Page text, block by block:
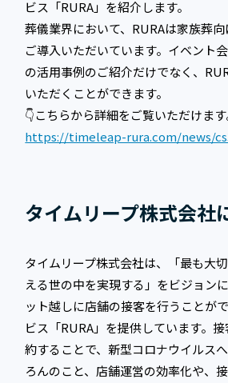
ビス「RURA」を紹介します。
葬儀業界において、RURAは家族葬
ご導入いただいています。イベント
の活用事例のご紹介だけでなく、
いただくことができます。
👇こちらから詳細をご覧いただけます
https://timeleap-rura.com/news/
タイムリープ株式会社
タイムリープ株式会社は、「最も大
える世の中を実現する」をビジョン
ット越しに店舗の接客を行うことが
ビス「RURA」を提供しています。
約することで、新型コロナウイルス
ろんのこと、店舗運営の効率化や、